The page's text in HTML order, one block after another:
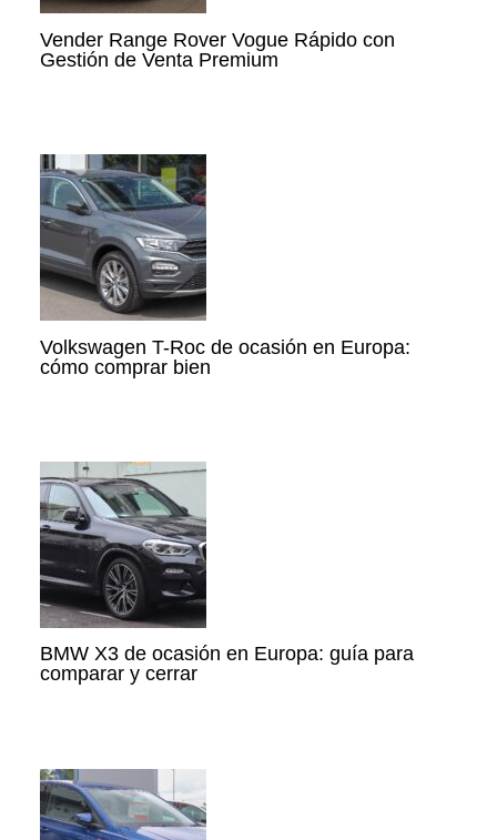
Vender Range Rover Vogue Rápido con
Gestión de Venta Premium
Volkswagen T-Roc de ocasión en Europa:
cómo comprar bien
BMW X3 de ocasión en Europa: guía para
comparar y cerrar